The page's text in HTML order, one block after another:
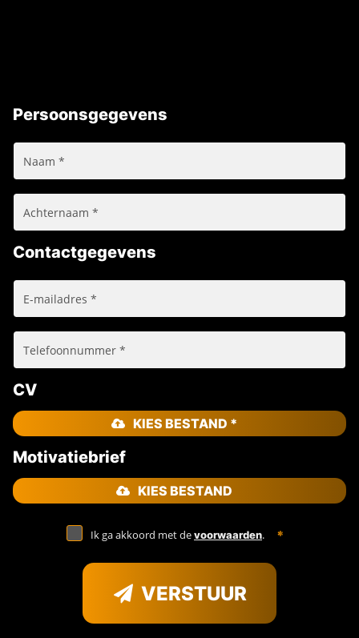
Persoonsgegevens
Contactgegevens
CV
KIES BESTAND *
Motivatiebrief
KIES BESTAND
Ik ga akkoord met devoorwaarden.
VERSTUUR